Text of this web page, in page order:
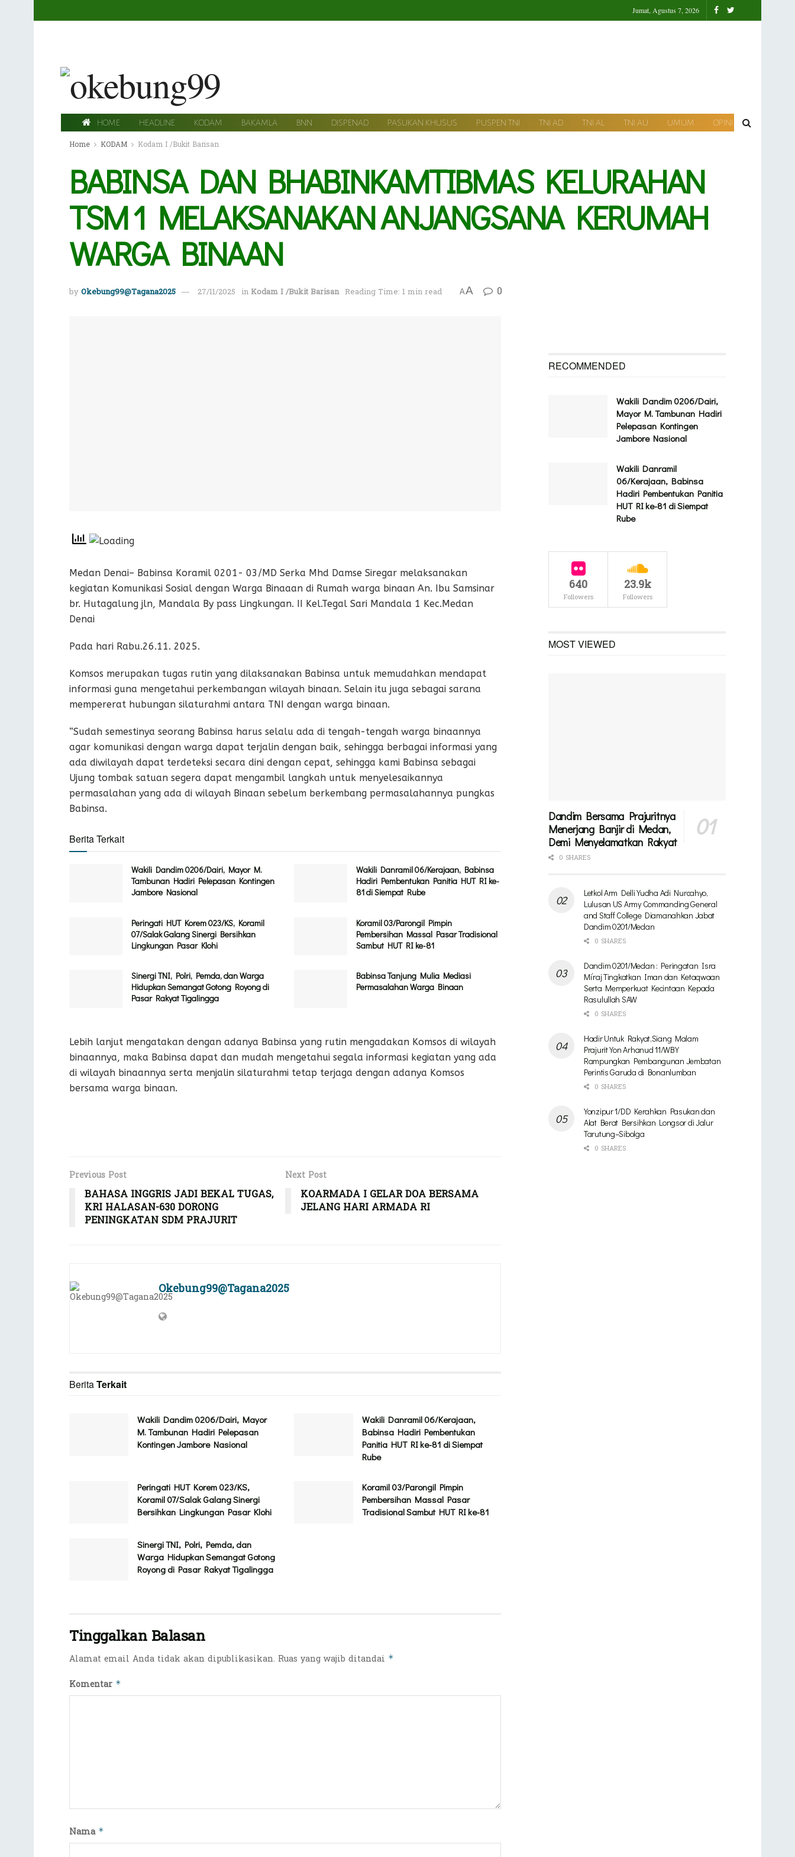
Jumat, Agustus 7, 2026
HOME HEADLINE KODAM BAKAMLA BNN DISPENAD PASUKAN KHUSUS PUSPEN TNI TNI AD TNI AL TNI AU UMUM OPINI
Home KODAM Kodam I /Bukit Barisan
BABINSA DAN BHABINKAMTIBMAS KELURAHAN
TSM 1 MELAKSANAKAN ANJANGSANA KERUMAH
WARGA BINAAN
byOkebung99@Tagana2025 27/11/2025 inKodam I /Bukit Barisan Reading Time: 1 min read AA 0
Medan Denai– Babinsa Koramil 0201- 03/MD Serka Mhd Damse Siregar melaksanakan
kegiatan Komunikasi Sosial dengan Warga Binaaan di Rumah warga binaan An. Ibu Samsinar
br. Hutagalung jln, Mandala By pass Lingkungan. II Kel.Tegal Sari Mandala 1 Kec.Medan
Denai
Pada hari Rabu.26.11. 2025.
Komsos merupakan tugas rutin yang dilaksanakan Babinsa untuk memudahkan mendapat
informasi guna mengetahui perkembangan wilayah binaan. Selain itu juga sebagai sarana
mempererat hubungan silaturahmi antara TNI dengan warga binaan.
“Sudah semestinya seorang Babinsa harus selalu ada di tengah-tengah warga binaannya
agar komunikasi dengan warga dapat terjalin dengan baik, sehingga berbagai informasi yang
ada diwilayah dapat terdeteksi secara dini dengan cepat, sehingga kami Babinsa sebagai
Ujung tombak satuan segera dapat mengambil langkah untuk menyelesaikannya
permasalahan yang ada di wilayah Binaan sebelum berkembang permasalahannya pungkas
Babinsa.
Berita Terkait
Wakili Dandim 0206/Dairi, Mayor M.
Tambunan Hadiri Pelepasan Kontingen
Jambore Nasional
Wakili Danramil 06/Kerajaan, Babinsa
Hadiri Pembentukan Panitia HUT RI ke-
81 di Siempat Rube
Peringati HUT Korem 023/KS, Koramil
07/Salak Galang Sinergi Bersihkan
Lingkungan Pasar Klohi
Koramil 03/Parongil Pimpin
Pembersihan Massal Pasar Tradisional
Sambut HUT RI ke-81
Sinergi TNI, Polri, Pemda, dan Warga
Hidupkan Semangat Gotong Royong di
Pasar Rakyat Tigalingga
Babinsa Tanjung Mulia Mediasi
Permasalahan Warga Binaan
Lebih lanjut mengatakan dengan adanya Babinsa yang rutin mengadakan Komsos di wilayah
binaannya, maka Babinsa dapat dan mudah mengetahui segala informasi kegiatan yang ada
di wilayah binaannya serta menjalin silaturahmi tetap terjaga dengan adanya Komsos
bersama warga binaan.
Previous Post
BAHASA INGGRIS JADI BEKAL TUGAS,
KRI HALASAN-630 DORONG
PENINGKATAN SDM PRAJURIT
Next Post
KOARMADA I GELAR DOA BERSAMA
JELANG HARI ARMADA RI
Okebung99@Tagana2025
BeritaTerkait
Wakili Dandim 0206/Dairi, Mayor
M. Tambunan Hadiri Pelepasan
Kontingen Jambore Nasional
Wakili Danramil 06/Kerajaan,
Babinsa Hadiri Pembentukan
Panitia HUT RI ke-81 di Siempat
Rube
Peringati HUT Korem 023/KS,
Koramil 07/Salak Galang Sinergi
Bersihkan Lingkungan Pasar Klohi
Koramil 03/Parongil Pimpin
Pembersihan Massal Pasar
Tradisional Sambut HUT RI ke-81
Sinergi TNI, Polri, Pemda, dan
Warga Hidupkan Semangat Gotong
Royong di Pasar Rakyat Tigalingga
Tinggalkan Balasan
Alamat email Anda tidak akan dipublikasikan. Ruas yang wajib ditandai *
Komentar *
Nama *
RECOMMENDED
Wakili Dandim 0206/Dairi,
Mayor M. Tambunan Hadiri
Pelepasan Kontingen
Jambore Nasional
Wakili Danramil
06/Kerajaan, Babinsa
Hadiri Pembentukan Panitia
HUT RI ke-81 di Siempat
Rube
640
Followers
23.9k
Followers
MOST VIEWED
Dandim Bersama Prajuritnya
Menerjang Banjir di Medan,
Demi Menyelamatkan Rakyat
0 SHARES
Letkol Arm Delli Yudha Adi Nurcahyo,
Lulusan US Army Commanding General
and Staff College Diamanahkan Jabat
Dandim 0201/Medan
0 SHARES
Dandim 0201/Medan : Peringatan Isra
Mi’raj Tingkatkan Iman dan Ketaqwaan
Serta Memperkuat Kecintaan Kepada
Rasulullah SAW
0 SHARES
Hadir Untuk Rakyat,Siang Malam
Prajurit Yon Arhanud 11/WBY
Rampungkan Pembangunan Jembatan
Perintis Garuda di Bonanlumban
0 SHARES
Yonzipur 1/DD Kerahkan Pasukan dan
Alat Berat Bersihkan Longsor di Jalur
Tarutung–Sibolga
0 SHARES